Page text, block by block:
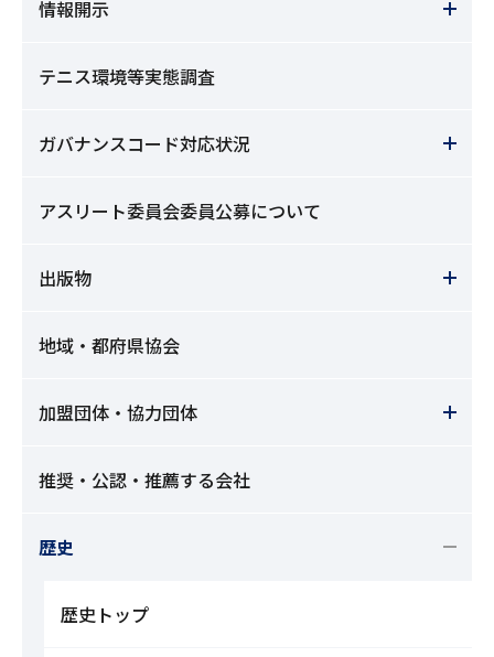
情報開示
テニス環境等実態調査
ガバナンスコード対応状況
アスリート委員会委員公募について
出版物
地域・都府県協会
加盟団体・協力団体
推奨・公認・推薦する会社
歴史
歴史トップ